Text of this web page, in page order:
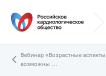
Вебинар «Возрастные
возможны ...